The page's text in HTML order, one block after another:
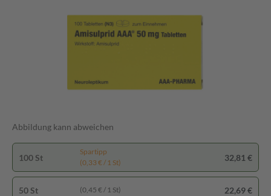
Abbildung kann abweichen
100 St
Spartipp
(0,33 € / 1 St)
32,81 €
50 St (0,45 € / 1 St) 22,69 €